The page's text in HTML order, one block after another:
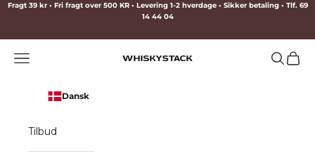
Spring til indhold
Fragt 39 kr • Fri fragt over 500 KR • Levering 1-2 hverdage • Sikker betaling • Tlf. 69
14 44 04
WHISKYSTACK
Menu Søg
Dansk
Tilbud